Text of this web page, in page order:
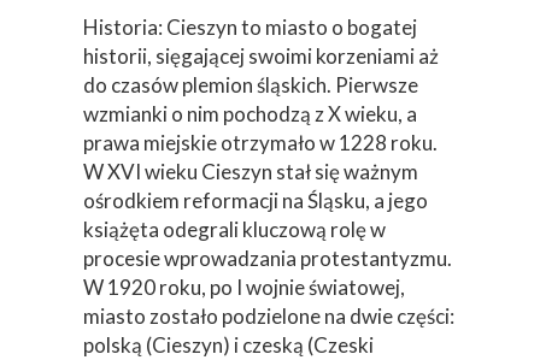
Historia: Cieszyn to miasto o bogatej
historii, sięgającej swoimi korzeniami aż
do czasów plemion śląskich. Pierwsze
wzmianki o nim pochodzą z X wieku, a
prawa miejskie otrzymało w 1228 roku.
W XVI wieku Cieszyn stał się ważnym
ośrodkiem reformacji na Śląsku, a jego
książęta odegrali kluczową rolę w
procesie wprowadzania protestantyzmu.
W 1920 roku, po I wojnie światowej,
miasto zostało podzielone na dwie części:
polską (Cieszyn) i czeską (Czeski